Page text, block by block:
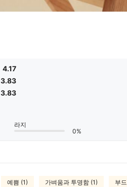
4.17
3.83
3.83
라지
0%
예쁨 (1) 가벼움과 투명함 (1) 부